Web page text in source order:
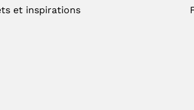
et inspirations